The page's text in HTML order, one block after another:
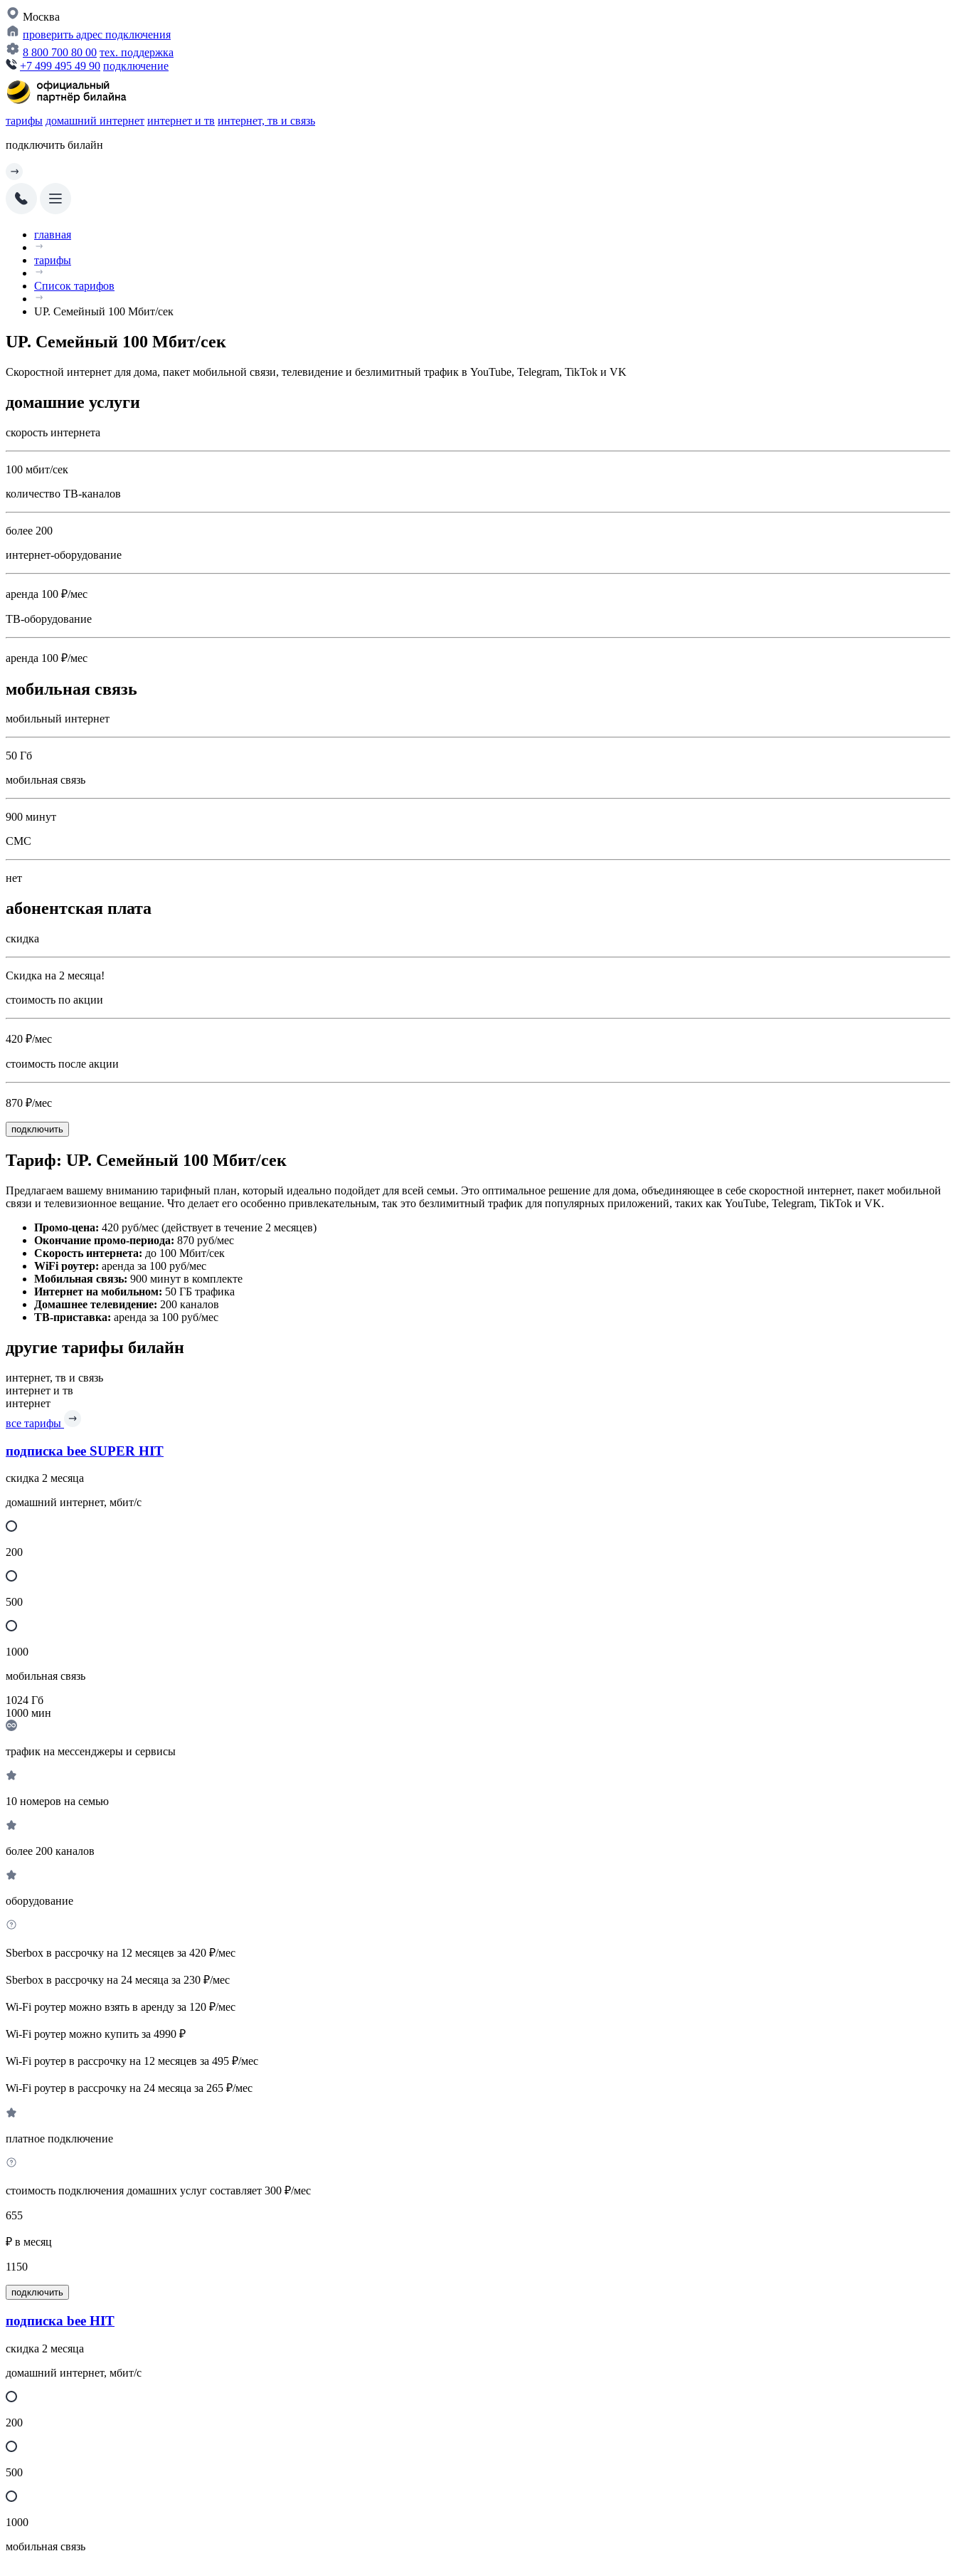
Москва
проверить адрес подключения
8 800 700 80 00 тех. поддержка
+7 499 495 49 90 подключение
тарифы домашний интернет интернет и тв интернет, тв и связь
подключить билайн
главная
тарифы
Список тарифов
UP. Семейный 100 Мбит/сек
UP. Семейный 100 Мбит/сек
Скоростной интернет для дома, пакет мобильной связи, телевидение и безлимитный трафик в YouTube, Telegram, TikTok и VK
домашние услуги
скорость интернета
100 мбит/сек
количество ТВ-каналов
более 200
интернет-оборудование
аренда 100 ₽/мес
ТВ-оборудование
аренда 100 ₽/мес
мобильная связь
мобильный интернет
50 Гб
мобильная связь
900 минут
СМС
нет
абонентская плата
скидка
Скидка на 2 месяца!
стоимость по акции
420 ₽/мес
стоимость после акции
870 ₽/мес
подключить
Тариф: UP. Семейный 100 Мбит/сек
Предлагаем вашему вниманию тарифный план, который идеально подойдет для всей семьи. Это оптимальное решение для дома, объединяющее в себе скоростной интернет, пакет мобильной
связи и телевизионное вещание. Что делает его особенно привлекательным, так это безлимитный трафик для популярных приложений, таких как YouTube, Telegram, TikTok и VK.
Промо-цена: 420 руб/мес (действует в течение 2 месяцев)
Окончание промо-периода: 870 руб/мес
Скорость интернета: до 100 Мбит/сек
WiFi роутер: аренда за 100 руб/мес
Мобильная связь: 900 минут в комплекте
Интернет на мобильном: 50 ГБ трафика
Домашнее телевидение: 200 каналов
ТВ-приставка: аренда за 100 руб/мес
другие тарифы билайн
интернет, тв и связь
интернет и тв
интернет
все тарифы
подписка bee SUPER HIT
скидка 2 месяца
домашний интернет, мбит/с
200
500
1000
мобильная связь
1024 Гб
1000 мин
трафик на мессенджеры и сервисы
10 номеров на семью
более 200 каналов
оборудование
Sberbox в рассрочку на 12 месяцев за 420 ₽/мес
Sberbox в рассрочку на 24 месяца за 230 ₽/мес
Wi-Fi роутер можно взять в аренду за 120 ₽/мес
Wi-Fi роутер можно купить за 4990 ₽
Wi-Fi роутер в рассрочку на 12 месяцев за 495 ₽/мес
Wi-Fi роутер в рассрочку на 24 месяца за 265 ₽/мес
платное подключение
стоимость подключения домашних услуг составляет 300 ₽/мес
655
₽ в месяц
1150
подключить
подписка bee HIT
скидка 2 месяца
домашний интернет, мбит/с
200
500
1000
мобильная связь